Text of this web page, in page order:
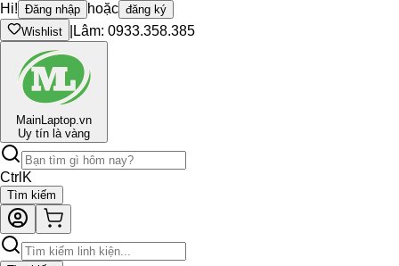
Hi! Đăng nhập hoặc đăng ký
Wishlist
Lâm: 0933.358.385
MainLaptop.vn
Uy tín là vàng
Ctrl K
Tìm kiếm